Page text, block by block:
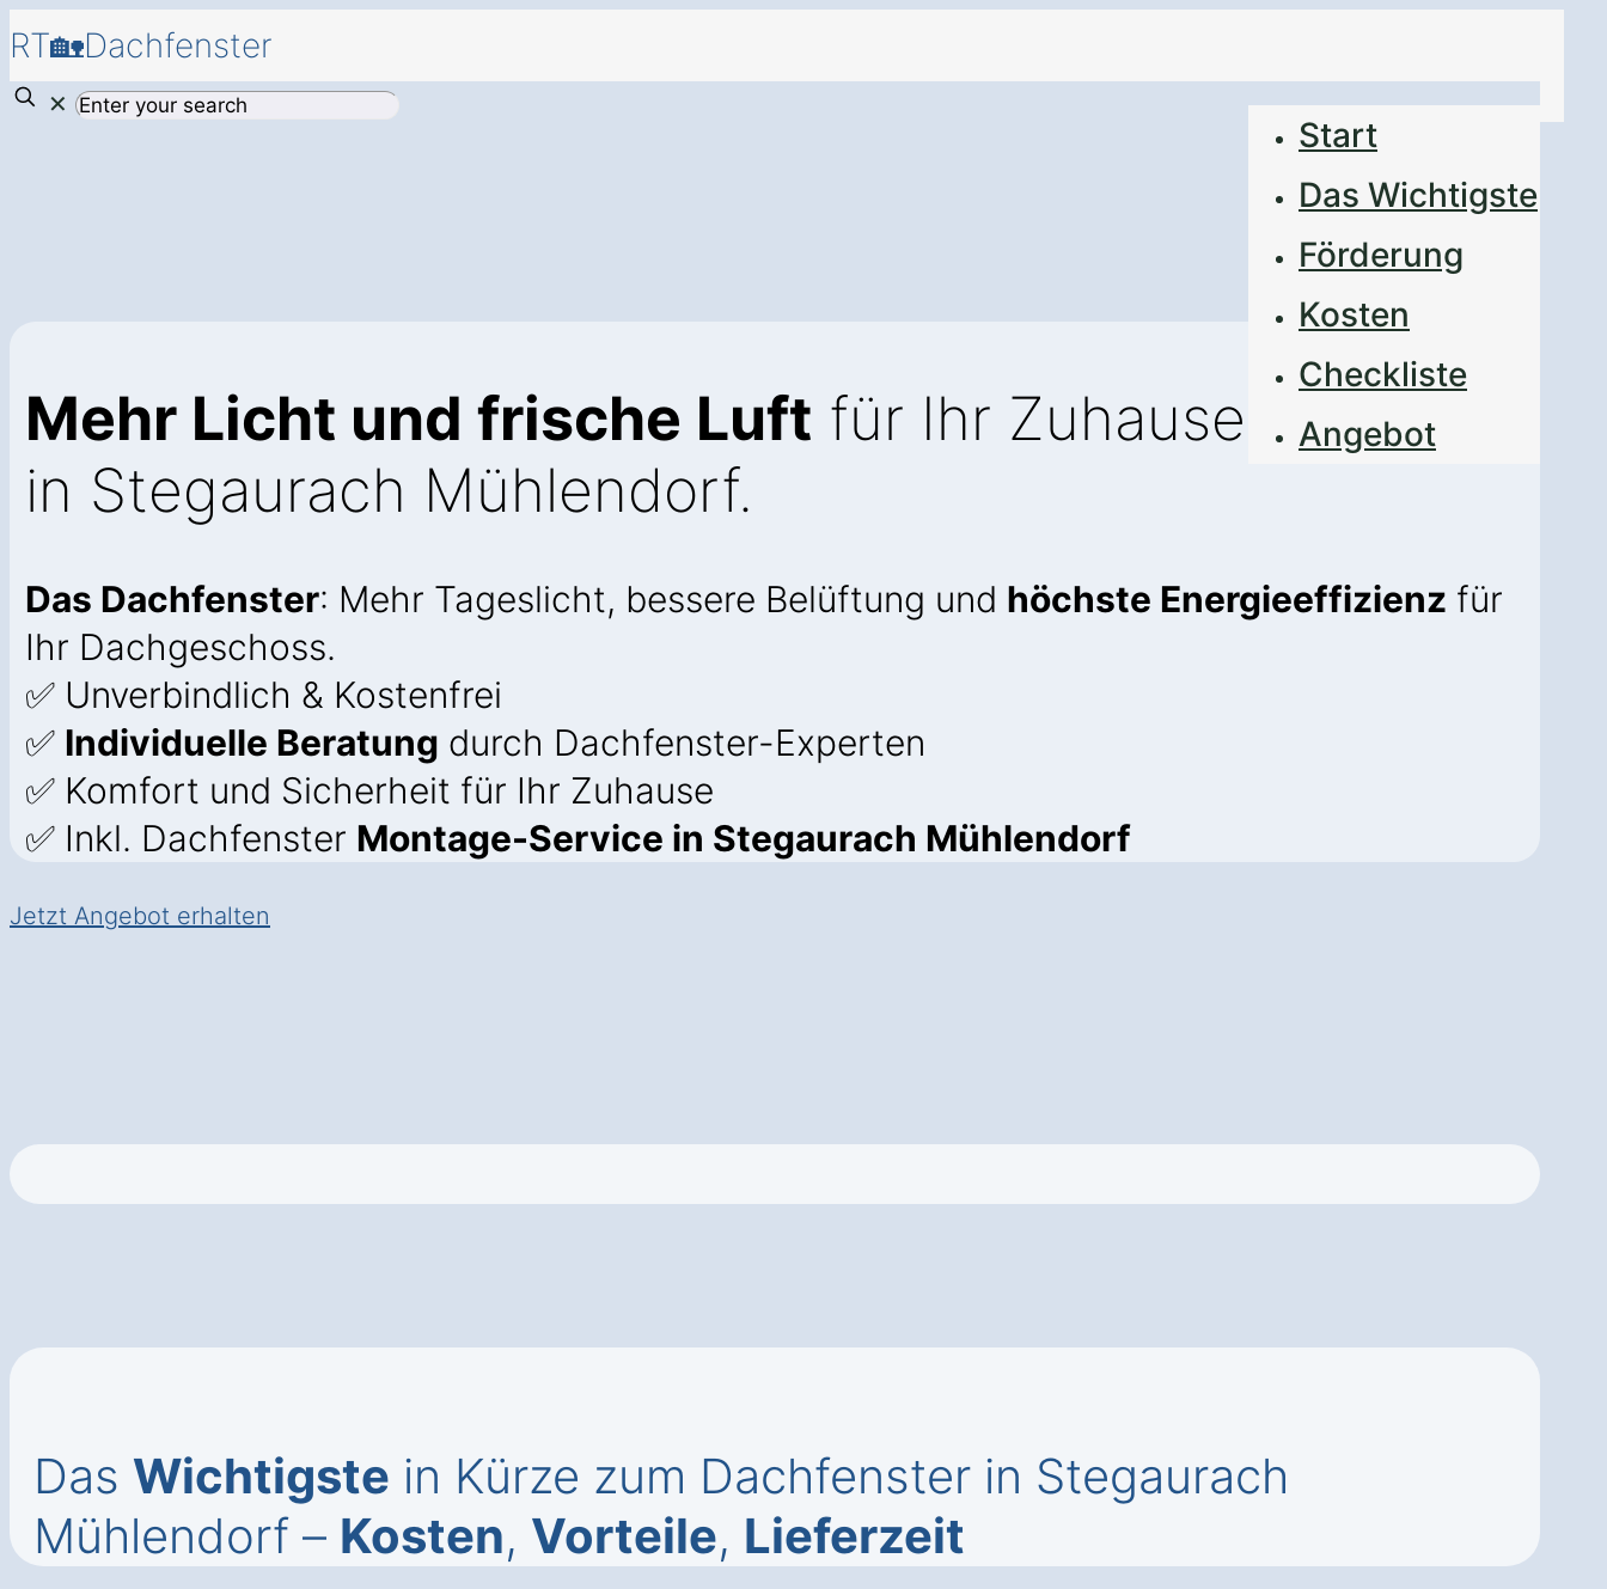
RT🏡Dachfenster
Start
Das Wichtigste
Förderung
Kosten
Checkliste
Angebot
✕
Mehr Licht und frische Luft für Ihr Zuhause
in Stegaurach Mühlendorf.
Das Dachfenster: Mehr Tageslicht, bessere Belüftung und höchste Energieeffizienz für
Ihr Dachgeschoss.
✅ Unverbindlich & Kostenfrei
✅ Individuelle Beratung durch Dachfenster-Experten
✅ Komfort und Sicherheit für Ihr Zuhause
✅ Inkl. Dachfenster Montage-Service in Stegaurach Mühlendorf
Jetzt Angebot erhalten
Das Wichtigste in Kürze zum Dachfenster in Stegaurach
Mühlendorf – Kosten, Vorteile, Lieferzeit